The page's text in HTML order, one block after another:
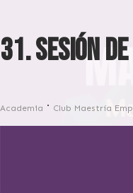
31. Sesión
Academia Club Maestría